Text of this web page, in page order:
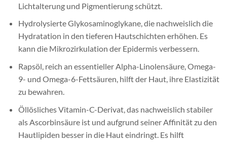
Lichtalterung und Pigmentierung schützt.
Hydrolysierte Glykosaminoglykane, die nachweislich die
Hydratation in den tieferen Hautschichten erhöhen. Es
kann die Mikrozirkulation der Epidermis verbessern.
Rapsöl, reich an essentieller Alpha-Linolensäure, Omega-
9- und Omega-6-Fettsäuren, hilft der Haut, ihre Elastizität
zu bewahren.
Öllösliches Vitamin-C-Derivat, das nachweislich stabiler
als Ascorbinsäure ist und aufgrund seiner Affinität zu den
Hautlipiden besser in die Haut eindringt. Es hilft